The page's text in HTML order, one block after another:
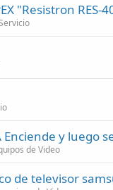
"Resistron RES-
Enciende y luego
de Video
de televisor